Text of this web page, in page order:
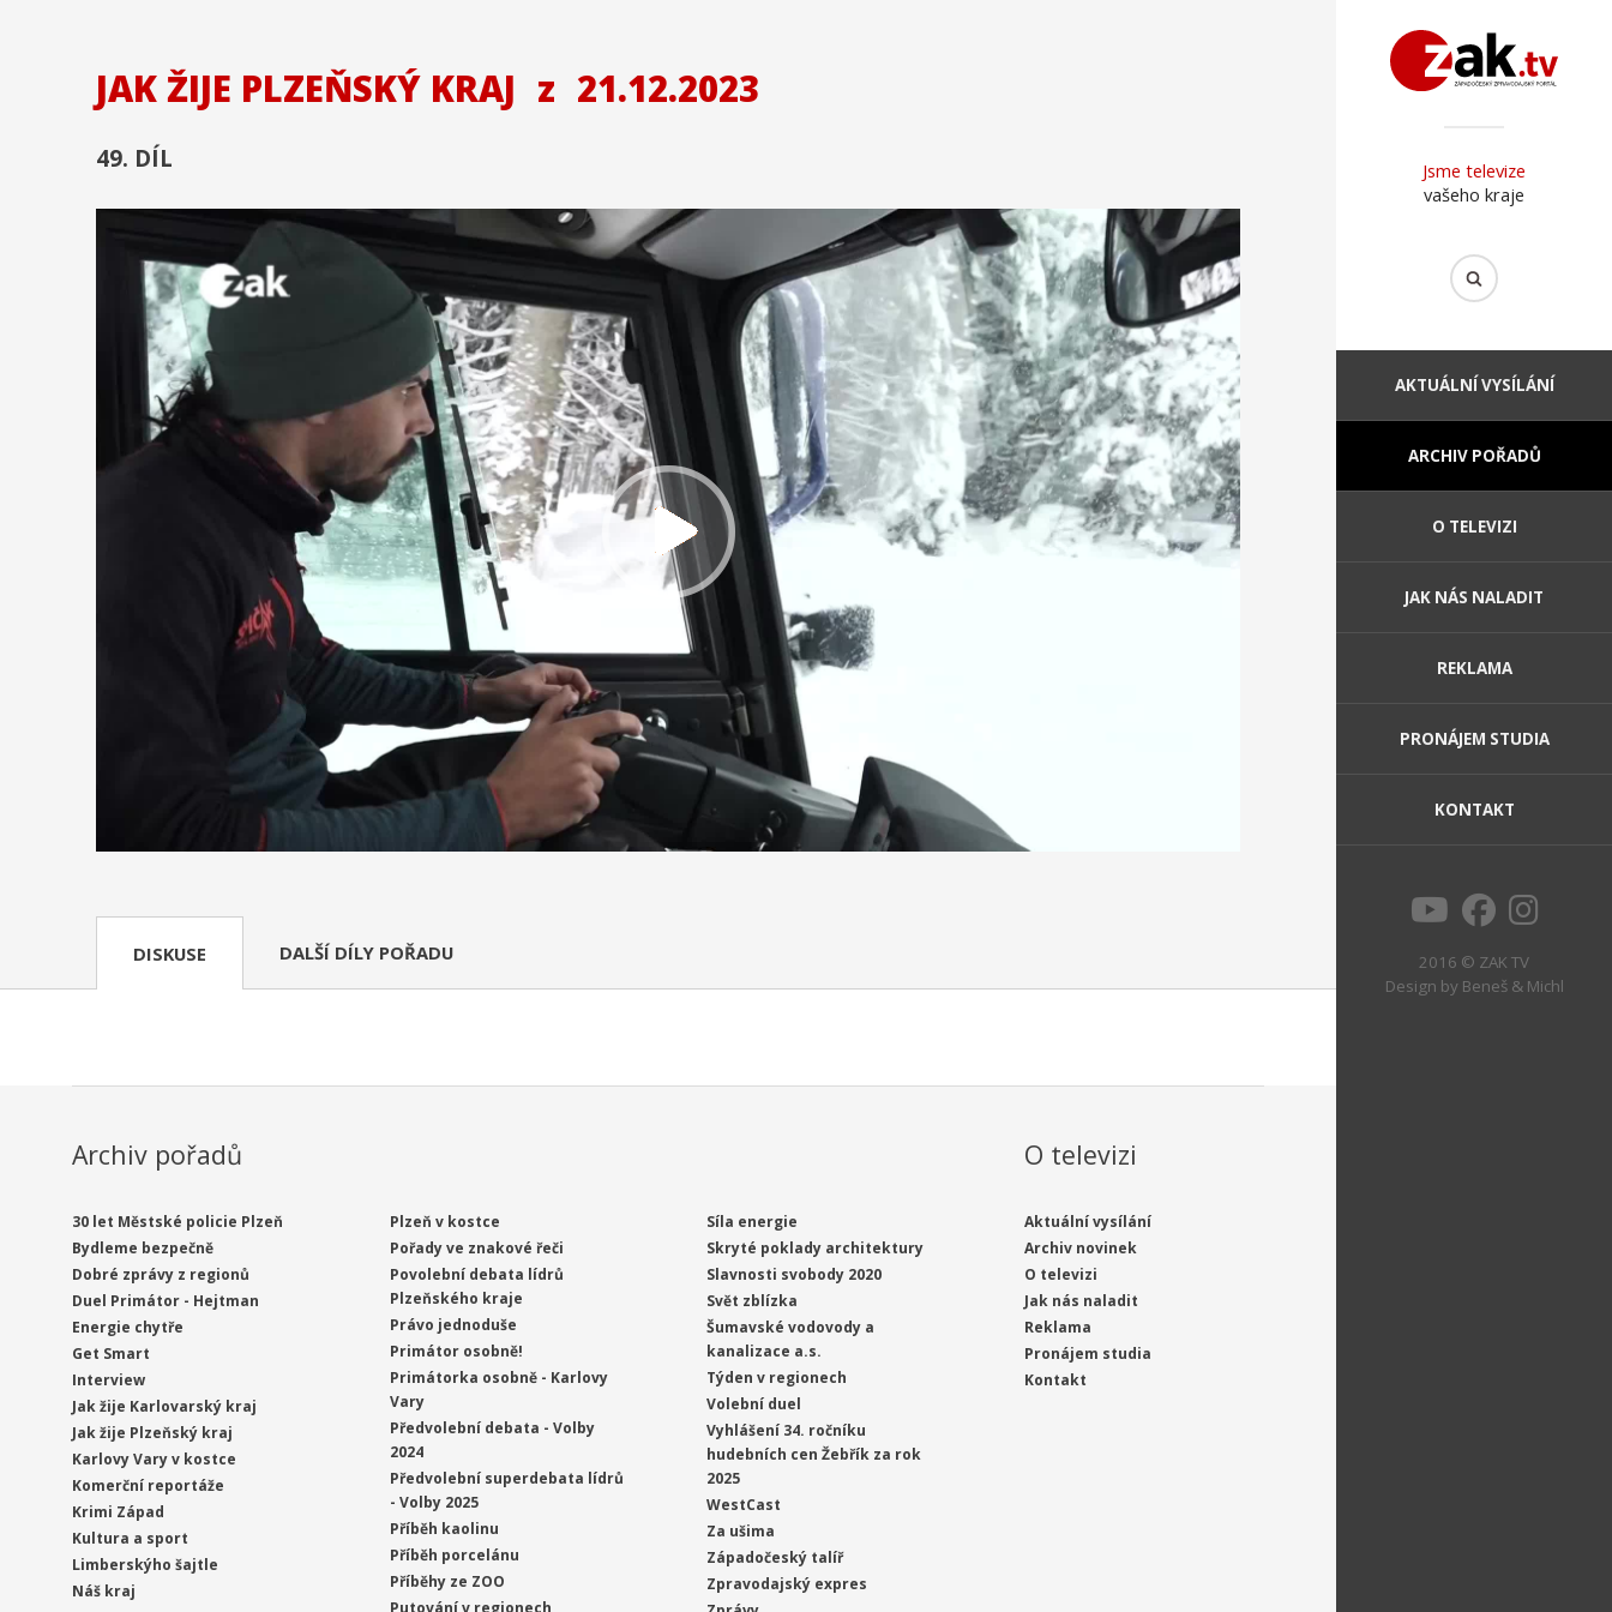
Jsme televize
vašeho kraje
AKTUÁLNÍ VYSÍLÁNÍ
ARCHIV POŘADŮ
O TELEVIZI
JAK NÁS NALADIT
REKLAMA
PRONÁJEM STUDIA
KONTAKT
2016 © ZAK TV
Design by Beneš & Michl
JAK ŽIJE PLZEŇSKÝ KRAJ z 21.12.2023
49. DÍL
DISKUSE DALŠÍ DÍLY POŘADU
Archiv pořadů
30 let Městské policie Plzeň
Bydleme bezpečně
Dobré zprávy z regionů
Duel Primátor - Hejtman
Energie chytře
Get Smart
Interview
Jak žije Karlovarský kraj
Jak žije Plzeňský kraj
Karlovy Vary v kostce
Komerční reportáže
Krimi Západ
Kultura a sport
Limberskýho šajtle
Náš kraj
Plzeň v kostce
Pořady ve znakové řeči
Povolební debata lídrů
Plzeňského kraje
Právo jednoduše
Primátor osobně!
Primátorka osobně - Karlovy
Vary
Předvolební debata - Volby
2024
Předvolební superdebata lídrů
- Volby 2025
Příběh kaolinu
Příběh porcelánu
Příběhy ze ZOO
Síla energie
Skryté poklady architektury
Slavnosti svobody 2020
Svět zblízka
Šumavské vodovody a
kanalizace a.s.
Týden v regionech
Volební duel
Vyhlášení 34. ročníku
hudebních cen Žebřík za rok
2025
WestCast
Za ušima
Západočeský talíř
Zpravodajský expres
O televizi
Aktuální vysílání
Archiv novinek
O televizi
Jak nás naladit
Reklama
Pronájem studia
Kontakt